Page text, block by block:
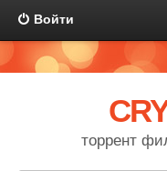
Войти
торрент